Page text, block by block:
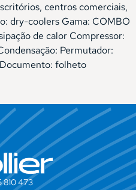
centros comerciais,
dry-coolers Gama: COMBO
de calor Compressor:
Permutador:
folheto
810 473